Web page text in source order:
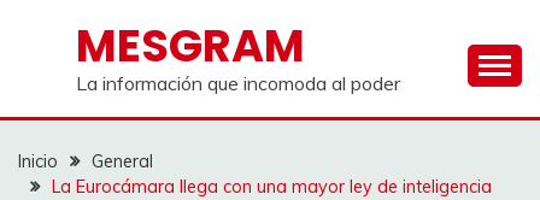
contenidoMESGRAM
La información que incomoda al poder
Inicio
General
La Eurocámara llega con una mayor ley de inteligencia